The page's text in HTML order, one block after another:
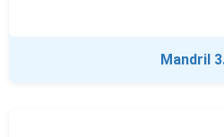
Mandril